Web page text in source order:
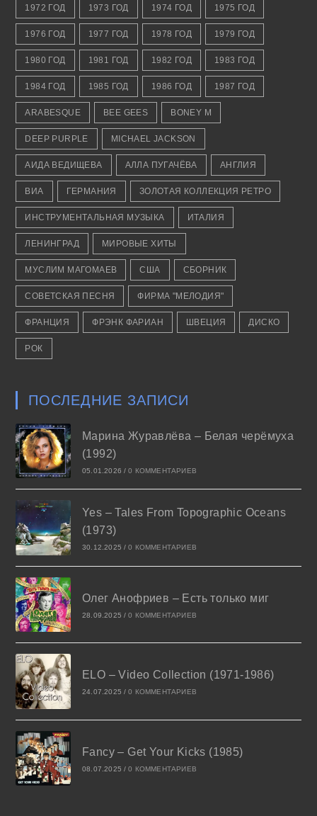
1972 ГОД 1973 ГОД 1974 ГОД 1975 ГОД
1976 ГОД 1977 ГОД 1978 ГОД 1979 ГОД
1980 ГОД 1981 ГОД 1982 ГОД 1983 ГОД
1984 ГОД 1985 ГОД 1986 ГОД 1987 ГОД
ARABESQUE BEE GEES BONEY M
DEEP PURPLE MICHAEL JACKSON
АИДА ВЕДИЩЕВА АЛЛА ПУГАЧЁВА АНГЛИЯ
ВИА ГЕРМАНИЯ ЗОЛОТАЯ КОЛЛЕКЦИЯ РЕТРО
ИНСТРУМЕНТАЛЬНАЯ МУЗЫКА ИТАЛИЯ
ЛЕНИНГРАД МИРОВЫЕ ХИТЫ
МУСЛИМ МАГОМАЕВ США СБОРНИК
СОВЕТСКАЯ ПЕСНЯ ФИРМА "МЕЛОДИЯ"
ФРАНЦИЯ ФРЭНК ФАРИАН ШВЕЦИЯ ДИСКО
РОК
ПОСЛЕДНИЕ ЗАПИСИ
Марина Журавлёва – Белая черёмуха
(1992)
05.01.2026 / 0 КОММЕНТАРИЕВ
Yes – Tales From Topographic Oceans
(1973)
30.12.2025 / 0 КОММЕНТАРИЕВ
Олег Анофриев – Есть только миг
28.09.2025 / 0 КОММЕНТАРИЕВ
ELO – Video Collection (1971-1986)
24.07.2025 / 0 КОММЕНТАРИЕВ
Fancy – Get Your Kicks (1985)
08.07.2025 / 0 КОММЕНТАРИЕВ